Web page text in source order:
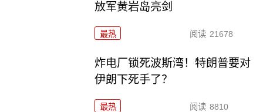
放军黄岩岛亮剑
最热 阅读 21678
炸电厂锁死波斯湾！特朗普要对
伊朗下死手了？
最热 阅读 8810